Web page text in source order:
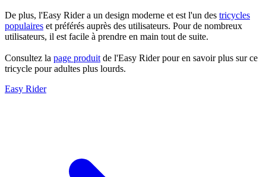
De plus, l'Easy Rider a un design moderne et est l'un des tricycles
populaires et préférés auprès des utilisateurs. Pour de nombreux
utilisateurs, il est facile à prendre en main tout de suite.
Consultez la page produit de l'Easy Rider pour en savoir plus sur ce
tricycle pour adultes plus lourds.
Easy Rider